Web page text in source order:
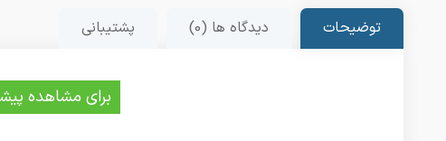
توضیحات دیدگاه ها (0) پشتیبانی
برای مشاهده